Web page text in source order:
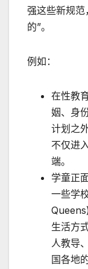
强这些新规范
的”。
例如：
在性教
姻、身
计划之
不仅进
端。
学童正
一些学
生活方
人教导
国各地